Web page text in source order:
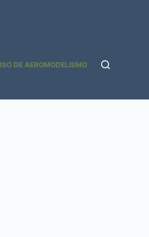
DE AEROMODELISMO GOOGLE ADS